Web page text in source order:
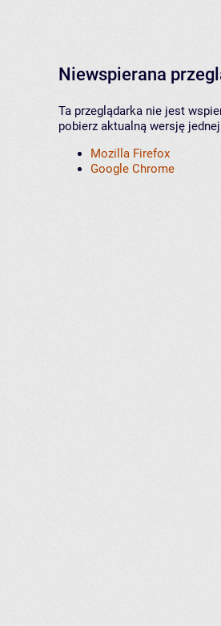
Niewspierana
Ta przeglądarka nie jest
pobierz aktualną wersję
Mozilla Firefox
Google Chrome